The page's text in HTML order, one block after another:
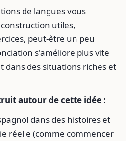
de langues vous
utiles,
peut-être un peu
s'améliore plus vite
dans des situations riches et
autour de cette idée :
dans des histoires et
réelle (comme commencer